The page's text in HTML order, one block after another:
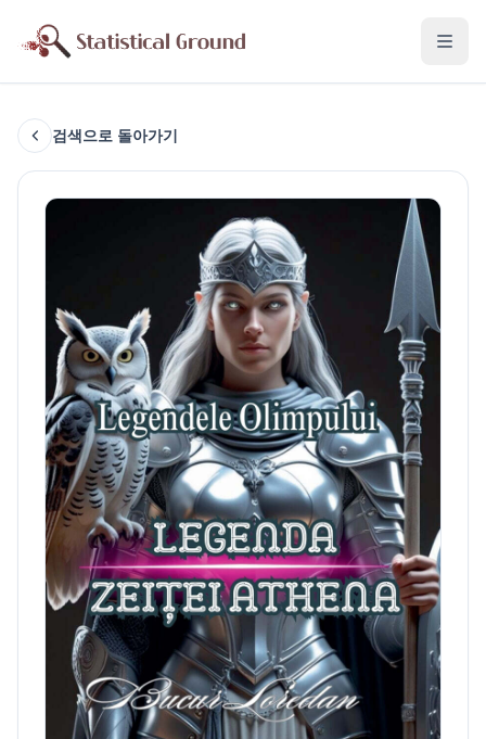
검색으로 돌아가기